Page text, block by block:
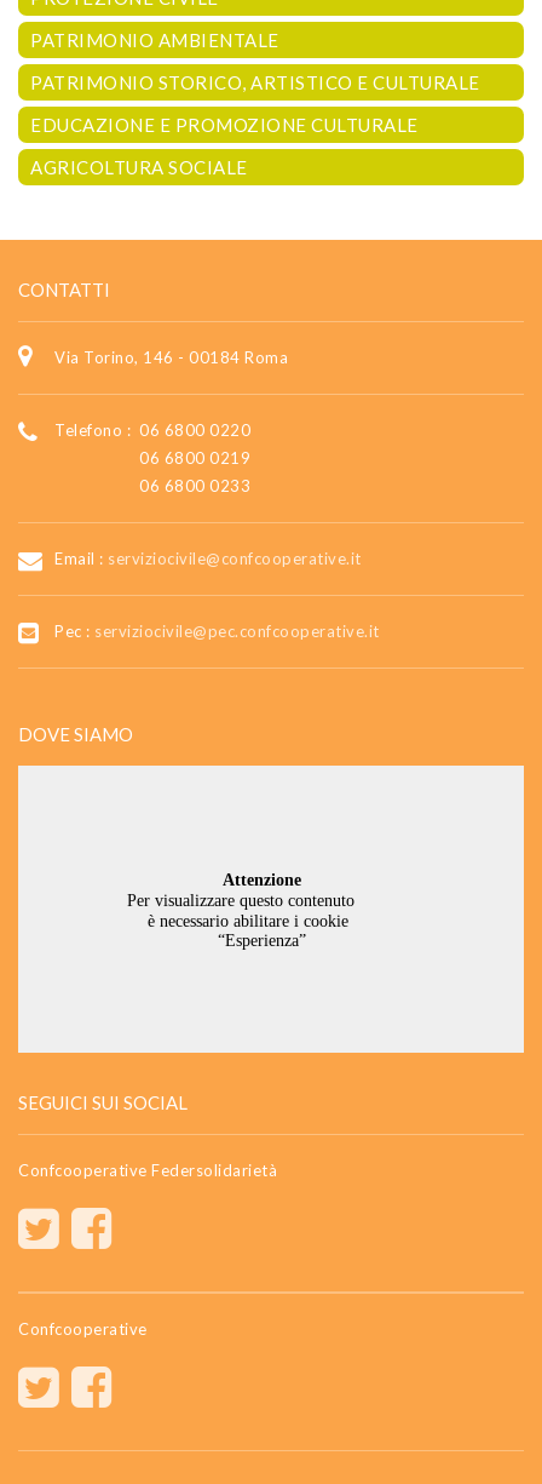
PATRIMONIO AMBIENTALE
PATRIMONIO STORICO, ARTISTICO E CULTURALE
EDUCAZIONE E PROMOZIONE CULTURALE
AGRICOLTURA SOCIALE
CONTATTI
Via Torino, 146 - 00184 Roma
Telefono : 06 6800 0220
06 6800 0219
06 6800 0233
Email : serviziocivile@confcooperative.it
Pec : serviziocivile@pec.confcooperative.it
DOVE SIAMO
SEGUICI SUI SOCIAL
Confcooperative Federsolidarietà
Confcooperative